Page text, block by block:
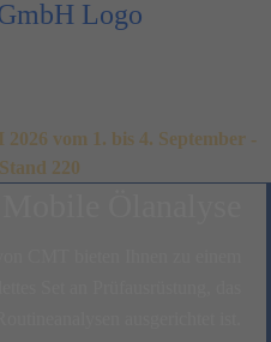
vom 1. bis 4. September -
220